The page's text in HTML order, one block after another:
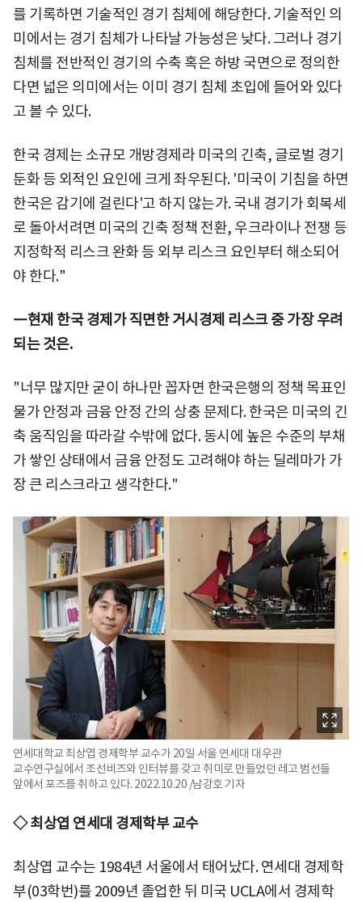
를 기록하면 기술적인 경기 침체에 해당한다. 기술적인 의
미에서는 경기 침체가 나타날 가능성은 낮다. 그러나 경기
침체를 전반적인 경기의 수축 혹은 하방 국면으로 정의한
다면 넓은 의미에서는 이미 경기 침체 초입에 들어와 있다
고 볼 수 있다.
한국 경제는 소규모 개방경제라 미국의 긴축, 글로벌 경기
둔화 등 외적인 요인에 크게 좌우된다. '미국이 기침을 하면
한국은 감기에 걸린다'고 하지 않는가. 국내 경기가 회복세
로 돌아서려면 미국의 긴축 정책 전환, 우크라이나 전쟁 등
지정학적 리스크 완화 등 외부 리스크 요인부터 해소되어
야 한다."
―현재 한국 경제가 직면한 거시경제 리스크 중 가장 우려
되는 것은.
"너무 많지만 굳이 하나만 꼽자면 한국은행의 정책 목표인
물가 안정과 금융 안정 간의 상충 문제다. 한국은 미국의 긴
축 움직임을 따라갈 수밖에 없다. 동시에 높은 수준의 부채
가 쌓인 상태에서 금융 안정도 고려해야 하는 딜레마가 가
장 큰 리스크라고 생각한다."
연세대학교 최상엽 경제학부 교수가 20일 서울 연세대 대우관
교수연구실에서 조선비즈와 인터뷰를 갖고 취미로 만들었던 레고 범선들
앞에서 포즈를 취하고 있다. 2022.10.20 /남강호 기자
◇ 최상엽 연세대 경제학부 교수
최상엽 교수는 1984년 서울에서 태어났다. 연세대 경제학
부(03학번)를 2009년 졸업한 뒤 미국 UCLA에서 경제학